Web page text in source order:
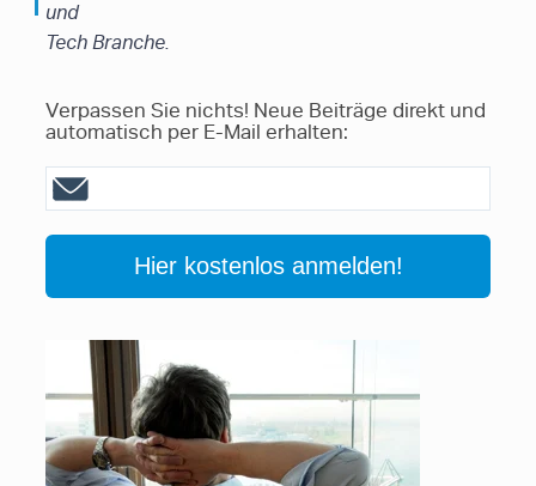
und
Tech Branche.
Verpassen Sie nichts! Neue Beiträge direkt und
automatisch per E-Mail erhalten: